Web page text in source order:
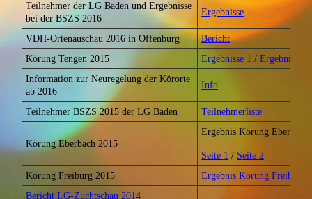
Teilnehmer der LG Baden und Ergebnisse
bei der BSZS 2016
Ergebnisse
VDH-Ortenauschau 2016 in Offenburg
Bericht
Körung Tengen 2015
Ergebnisse 1 /Ergebnisse 2
Information zur Neuregelung der Körorte
ab 2016
Info
Teilnehmer BSZS 2015 der LG Baden Teilnehmerliste
Körung Eberbach 2015
Ergebnis Körung Eberbach
Seite 1 / Seite 2
Körung Freiburg 2015
Ergebnis Körung Freiburg
Bericht LG-Zuchtschau 2014